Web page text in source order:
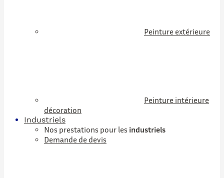
Peinture extérieure
Peinture intérieure
décoration
Industriels
Nos prestations pour les industriels
Demande de devis